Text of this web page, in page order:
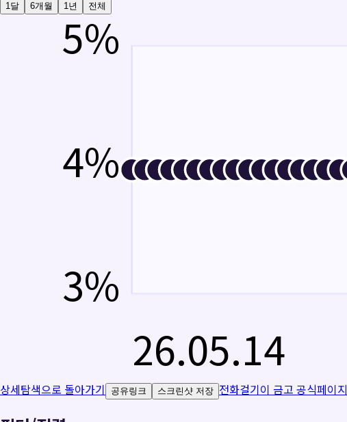
1달
6개월 1년 전체
5%
4%
3%
26.05.14
상세탐색으로 돌아가기 공유링크 스크린샷 저장 전화걸기이 금고 공식페이지